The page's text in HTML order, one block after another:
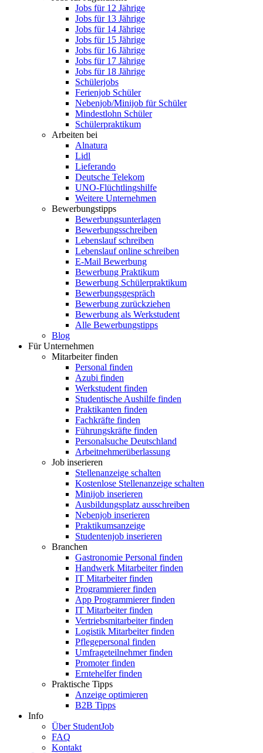
Jobs für 12 Jährige
Jobs für 13 Jährige
Jobs für 14 Jährige
Jobs für 15 Jährige
Jobs für 16 Jährige
Jobs für 17 Jährige
Jobs für 18 Jährige
Schülerjobs
Ferienjob Schüler
Nebenjob/Minijob für Schüler
Mindestlohn Schüler
Schülerpraktikum
Arbeiten bei
Alnatura
Lidl
Lieferando
Deutsche Telekom
UNO-Flüchtlingshilfe
Weitere Unternehmen
Bewerbungstipps
Bewerbungsunterlagen
Bewerbungsschreiben
Lebenslauf schreiben
Lebenslauf online schreiben
E-Mail Bewerbung
Bewerbung Praktikum
Bewerbung Schülerpraktikum
Bewerbungsgespräch
Bewerbung zurückziehen
Bewerbung als Werkstudent
Alle Bewerbungstipps
Blog
Für Unternehmen
Mitarbeiter finden
Personal finden
Azubi finden
Werkstudent finden
Studentische Aushilfe finden
Praktikanten finden
Fachkräfte finden
Führungskräfte finden
Personalsuche Deutschland
Arbeitnehmerüberlassung
Job inserieren
Stellenanzeige schalten
Kostenlose Stellenanzeige schalten
Minijob inserieren
Ausbildungsplatz ausschreiben
Nebenjob inserieren
Praktikumsanzeige
Studentenjob inserieren
Branchen
Gastronomie Personal finden
Handwerk Mitarbeiter finden
IT Mitarbeiter finden
Programmierer finden
App Programmierer finden
IT Mitarbeiter finden
Vertriebsmitarbeiter finden
Logistik Mitarbeiter finden
Pflegepersonal finden
Umfrageteilnehmer finden
Promoter finden
Erntehelfer finden
Praktische Tipps
Anzeige optimieren
B2B Tipps
Info
Über StudentJob
FAQ
Kontakt